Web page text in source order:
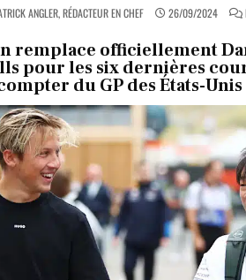
ANGLER, RÉDACTEUR EN CHEF 26/09/2024
remplace officiellement
pour les six dernières
du GP des États-